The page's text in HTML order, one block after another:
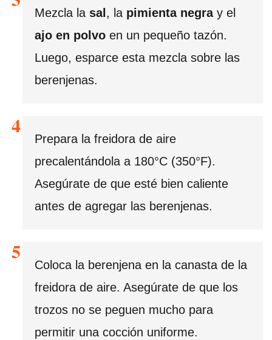
Mezcla la sal , la pimienta negray el
ajo en polvo en un pequeño tazón.
Luego, esparce esta mezcla sobre las
berenjenas.
Prepara la freidora de aire
precalentándola a 180°C (350°F).
Asegúrate de que esté bien caliente
antes de agregar las berenjenas.
Coloca la berenjena en la canasta de la
freidora de aire. Asegúrate de que los
trozos no se peguen mucho para
permitir una cocción uniforme.